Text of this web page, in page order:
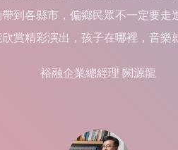
到各縣市，偏鄉民眾不一定要走
賞精彩演出，孩子在哪裡，音樂
裕融企業總經理 闕源龍